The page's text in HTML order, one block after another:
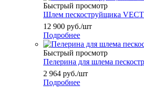
Быстрый просмотр
Шлем пескоструйщика
12 900 руб./шт
Подробнее
Быстрый просмотр
Пелерина для шлема
2 964 руб./шт
Подробнее